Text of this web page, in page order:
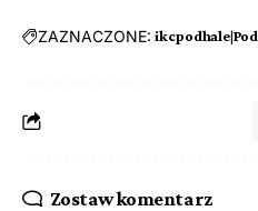
ZAZNACZONE:
Zostaw komentarz